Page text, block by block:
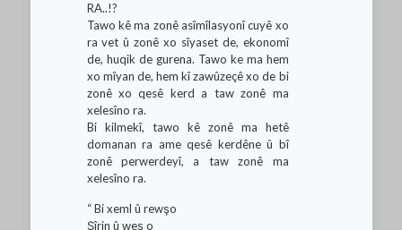
RA..!?
Tawo kê ma zonê asîmîlasyonî cuyê xo
ra vet û zonê xo sîyaset de, ekonomî
de, huqik de gurena. Tawo ke ma hem
xo mîyan de, hem kî zawûzeçê xo de bi
zonê xo qesê kerd a taw zonê ma
xelesîno ra.
Bi kilmekî, tawo kê zonê ma hetê
domanan ra ame qesê kerdêne û bî
zonê perwerdeyî, a taw zonê ma
xelesîno ra.
“ Bi xeml û rewşo
Şîrin û weş o